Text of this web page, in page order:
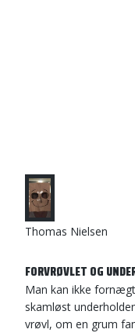
Thomas Nielsen
FORVRØVLET OG
Man kan ikke
skamløst
vrøvl, om en grum